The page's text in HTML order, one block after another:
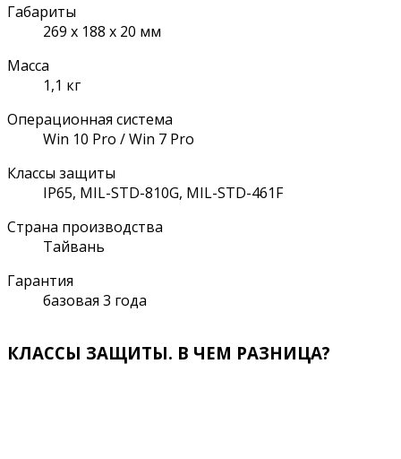
Габариты
269 х 188 х 20 мм
Масса
1,1 кг
Операционная система
Win 10 Pro / Win 7 Pro
Классы защиты
IP65, MIL-STD-810G, MIL-STD-461F
Страна производства
Тайвань
Гарантия
базовая 3 года
КЛАССЫ ЗАЩИТЫ. В ЧЕМ РАЗНИЦА?